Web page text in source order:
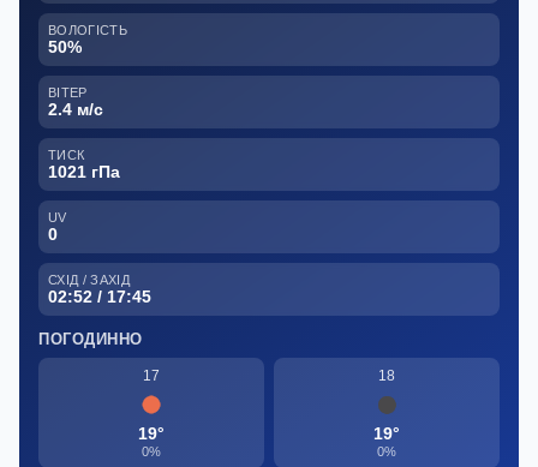
ВОЛОГІСТЬ
50%
ВІТЕР
2.4 м/с
ТИСК
1021 гПа
UV
0
СХІД / ЗАХІД
02:52 / 17:45
ПОГОДИННО
17
19°
0%
18
19°
0%